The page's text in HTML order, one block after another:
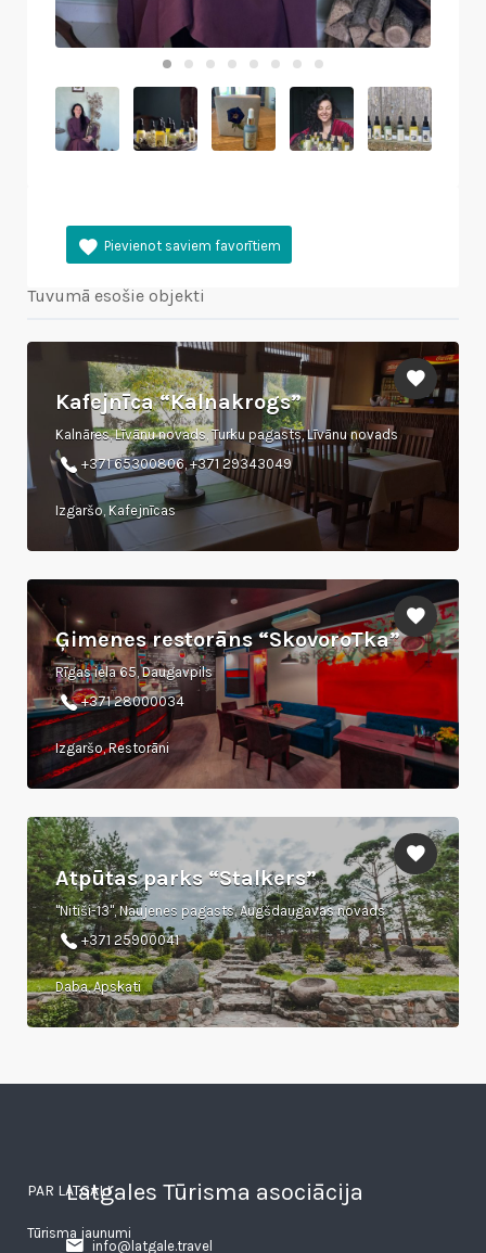
Tuvumā esošie objekti
Kafejnīca “Kalnakrogs”
Kalnāres, Līvānu novads, Turku pagasts, Līvānu novads
+371 65300806, +371 29343049
Izgaršo, Kafejnīcas
Ģimenes restorāns “SkovoroTka”
Rīgas iela 65, Daugavpils
+371 28000034
Izgaršo, Restorāni
Atpūtas parks “Stalkers”
"Nitiši-13", Naujenes pagasts, Augšdaugavas novads
+371 25900041
Daba, Apskati
Latgales Tūrisma asociācija
info@latgale.travel
PAR LATGALI
Tūrisma jaunumi